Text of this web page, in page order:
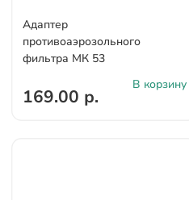
Адаптер
противоаэрозольного
фильтра МК 53
169.00 р.
В корзину